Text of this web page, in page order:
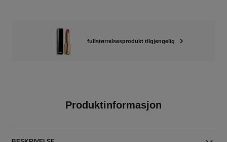
fullstørrelsesprodukt tilgjengelig
Produktinformasjon